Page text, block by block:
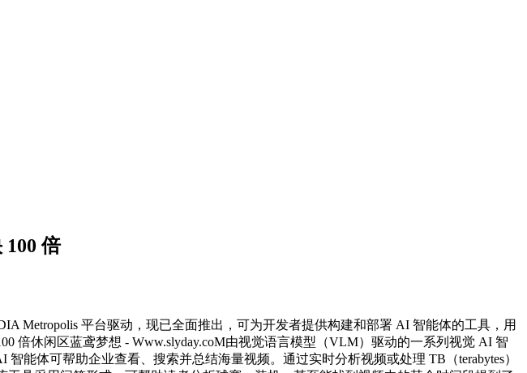
倍
Metropolis 平台驱动，现已全面推出，可为开发者提供构建和部署 AI 智能体的工具，用
由视觉语言模型（VLM）驱动的一系列视觉 AI 智
体可帮助企业查看、搜索并总结海量视频。通过实时分析视频或处理 TB（terabytes）